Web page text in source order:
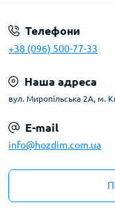
Телефони
+38 (096) 500-77-33
Наша адреса
вул. Миропільська 2А, м.
E-mail
info@hozdim.com.ua